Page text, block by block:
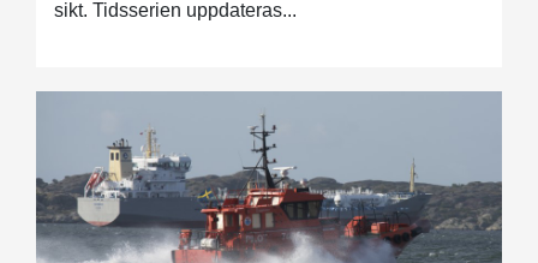
sikt. Tidsserien uppdateras...